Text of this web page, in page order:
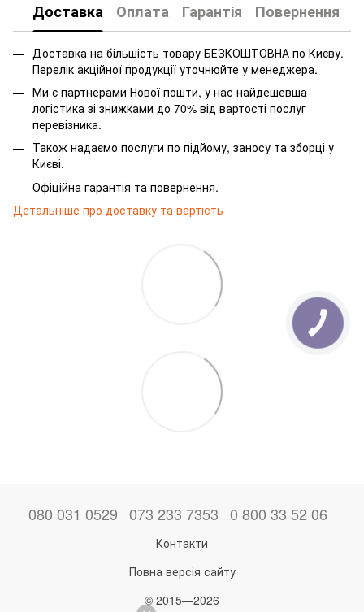
Доставка Оплата Гарантія Повернення
Доставка на більшість товару БЕЗКОШТОВНА по Києву.
Перелік акційної продукції уточнюйте у менеджера.
Ми є партнерами Нової пошти, у нас найдешевша
логістика зі знижками до 70% від вартості послуг
перевізника.
Також надаємо послуги по підйому, заносу та зборці у
Києві.
Офіційна гарантія та повернення.
Детальніше про доставку та вартість
080 031 0529 073 233 7353 0 800 33 52 06
Контакти
Повна версія сайту
© 2015—2026